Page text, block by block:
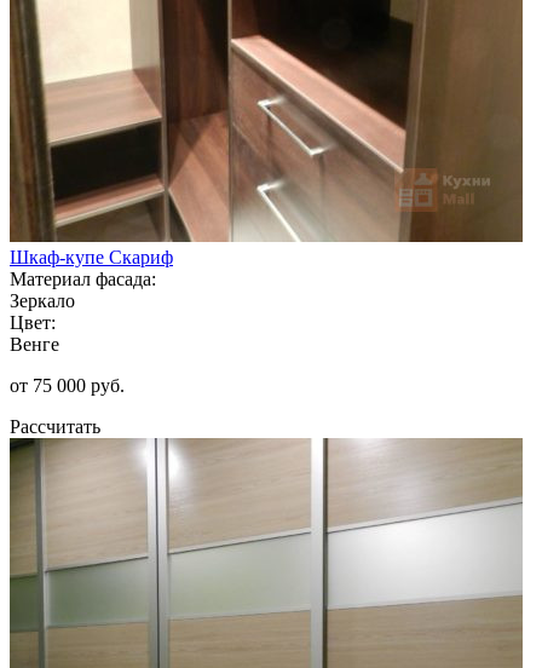
Шкаф-купе Скариф
Материал фасада:
Зеркало
Цвет:
Венге
от 75 000 руб.
Рассчитать